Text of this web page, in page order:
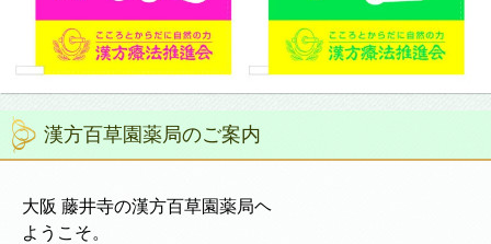
漢方百草園薬局のご案内
大阪 藤井寺の漢方百草園薬局ヘ
ようこそ。